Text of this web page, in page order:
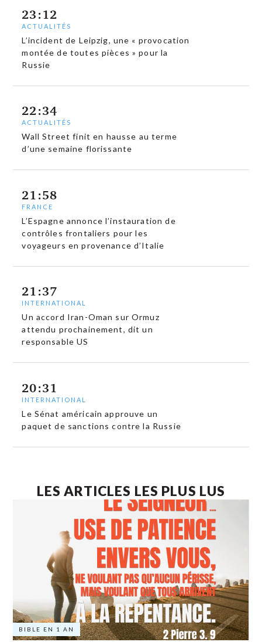
23:12
ACTUALITÉS
L’incident de Leipzig, une « provocation
montée de toutes pièces » pour la
Russie
22:34
ACTUALITÉS
Wall Street finit en hausse au terme
d’une semaine florissante
21:58
FRANCE
L’Espagne annonce l’instauration de
contrôles frontaliers pour les
voyageurs en provenance d’Italie
21:37
INTERNATIONAL
Un accord Iran-Oman sur Ormuz
attendu prochainement, dit un
responsable US
20:31
INTERNATIONAL
Le Sénat américain approuve un
paquet de sanctions contre la Russie
LES ARTICLES LES PLUS LUS
BIBLE EN 1 AN